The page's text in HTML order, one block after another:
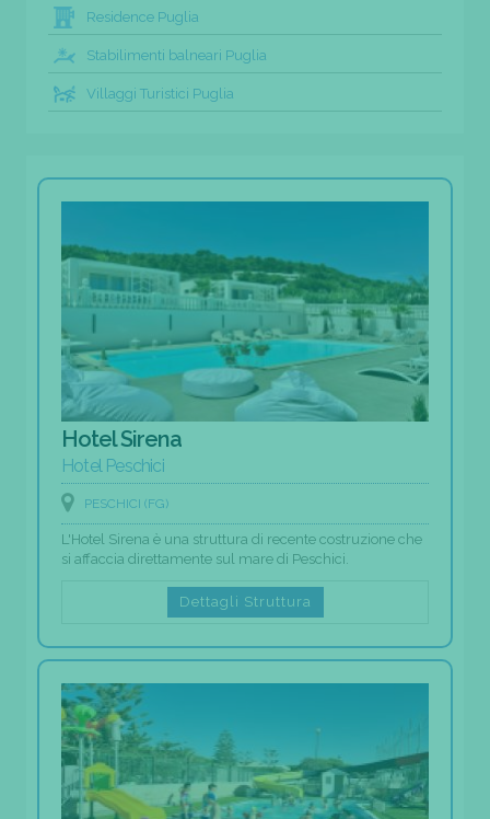
Residence Puglia
Stabilimenti balneari Puglia
Villaggi Turistici Puglia
Hotel Sirena
Hotel Peschici
PESCHICI (FG)
L'Hotel Sirena è una struttura di recente costruzione che
si affaccia direttamente sul mare di Peschici.
Dettagli Struttura